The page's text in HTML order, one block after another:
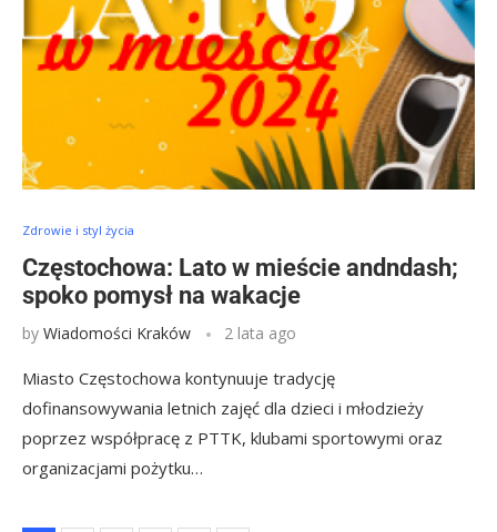
Zdrowie i styl życia
Częstochowa: Lato w mieście andndash;
spoko pomysł na wakacje
by Wiadomości Kraków 2 lata ago
Miasto Częstochowa kontynuuje tradycję
dofinansowywania letnich zajęć dla dzieci i młodzieży
poprzez współpracę z PTTK, klubami sportowymi oraz
organizacjami pożytku…